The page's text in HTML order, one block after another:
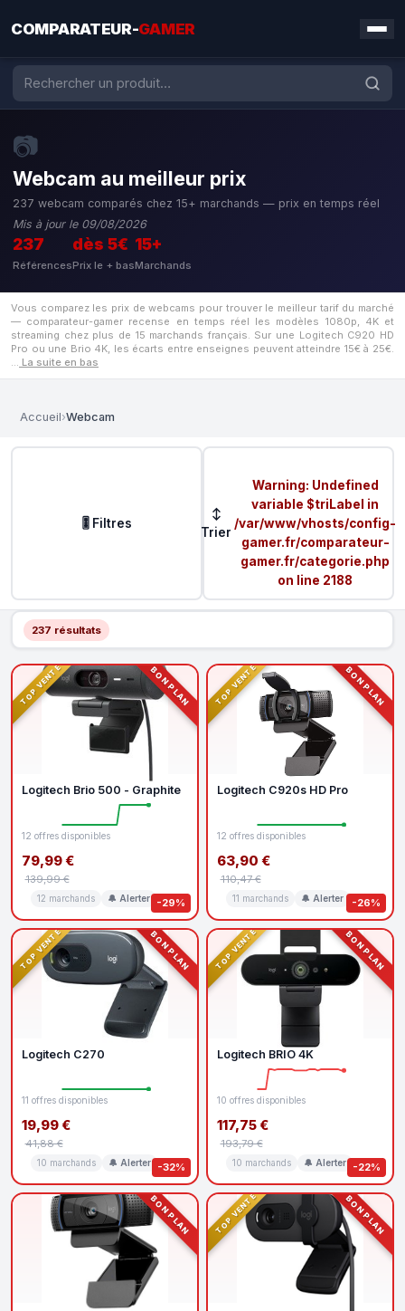
COMPARATEUR-GAMER
📷
Webcam au meilleur prix
237 webcam comparés chez 15+ marchands — prix en temps réel
Mis à jour le 09/08/2026
237
Références
dès 5€
Prix le + bas
15+
Marchands
Vous comparez les prix de webcams pour trouver le meilleur tarif du marché
— comparateur-gamer recense en temps réel les modèles 1080p, 4K et
streaming chez plus de 15 marchands français. Sur une Logitech C920 HD
Pro ou une Brio 4K, les écarts entre enseignes peuvent atteindre 15€ à 25€.
… La suite en bas
Accueil›Webcam
🎚️ Filtres
↕
Trier
Warning: Undefined
variable $triLabel in
/var/www/vhosts/config-
gamer.fr/comparateur-
gamer.fr/categorie.php
on line 2188
237 résultats
TOP VENTE BON PLAN
-29%
Logitech Brio 500 - Graphite
12 offres disponibles
79,99 €
139,99 €
12 marchands 🔔 Alerter
TOP VENTE BON PLAN
-26%
Logitech C920s HD Pro
12 offres disponibles
63,90 €
110,47 €
11 marchands 🔔 Alerter
TOP VENTE BON PLAN
-32%
Logitech C270
11 offres disponibles
19,99 €
41,88 €
10 marchands 🔔 Alerter
TOP VENTE BON PLAN
-22%
Logitech BRIO 4K
10 offres disponibles
117,75 €
193,79 €
10 marchands 🔔 Alerter
BON PLAN TOP VENTE BON PLAN